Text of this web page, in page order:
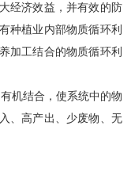
经济效益，并有效的防
种植业内部物质循环利
加工结合的物质循环利
机结合，使系统中的物
、高产出、少废物、无